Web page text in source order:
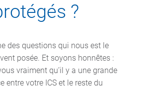
?
des questions qui nous est le
posée. Et soyons honnêtes :
vraiment qu’il y a une grande
entre votre ICS et le reste du